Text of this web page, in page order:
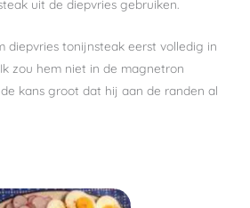
uit de diepvries gebruiken.
diepvries tonijnsteak eerst volledig in
zou hem niet in de magnetron
kans groot dat hij aan de randen al